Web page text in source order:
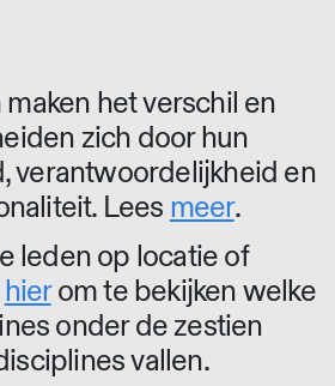
het verschil en
zich door hun
verantwoordelijkheid en
Lees meer.
leden op locatie of
hierom te bekijken welke
onder de zestien
vallen.